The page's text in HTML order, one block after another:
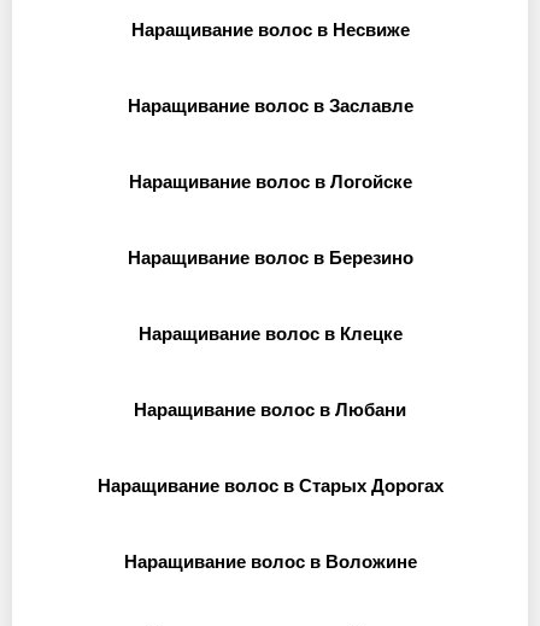
Наращивание волос в Несвиже
Наращивание волос в Заславле
Наращивание волос в Логойске
Наращивание волос в Березино
Наращивание волос в Клецке
Наращивание волос в Любани
Наращивание волос в Старых Дорогах
Наращивание волос в Воложине